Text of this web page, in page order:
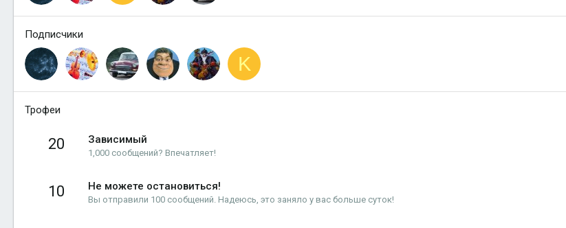
Подписчики
K
Трофеи
20 Зависимый
1,000 сообщений? Впечатляет!
10 Не можете остановиться!
Вы отправили 100 сообщений. Надеюсь, это заняло у вас больше суток!